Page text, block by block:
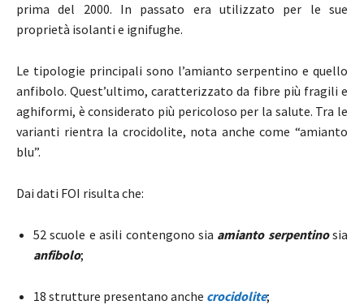
prima del 2000. In passato era utilizzato per le sue
proprietà isolanti e ignifughe.
Le tipologie principali sono l’amianto serpentino e quello
anfibolo. Quest’ultimo, caratterizzato da fibre più fragili e
aghiformi, è considerato più pericoloso per la salute. Tra le
varianti rientra la crocidolite, nota anche come “amianto
blu”.
Dai dati FOI risulta che:
52 scuole e asili contengono sia amianto serpentinosia
anfibolo;
18 strutture presentano anche crocidolite;